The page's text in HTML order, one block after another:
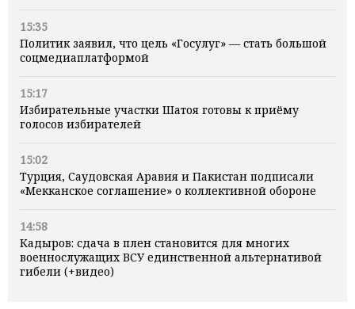
15:35
Политик заявил, что цель «Госулуг» — стать большой
соцмедиаплатформой
15:17
Избирательные участки Шатоя готовы к приёму
голосов избирателей
15:02
Турция, Саудовская Аравия и Пакистан подписали
«Мекканское соглашение» о коллективной обороне
14:58
Кадыров: сдача в плен становится для многих
военнослужащих ВСУ единственной альтернативой
гибели (+видео)